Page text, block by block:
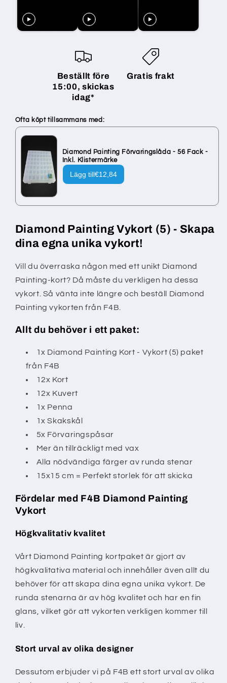
Stenar
-
Stenar
-
Kuvert
Beställt före
15:00, skickas
idag*
Gratis frakt
Ofta köpt tillsammans med:
Diamond Painting Förvaringslåda - 56 Fack -
Inkl. Klistermärke
Lägg till€12,84
Diamond Painting Vykort (5) - Skapa
dina egna unika vykort!
Vill du överraska någon med ett unikt Diamond
Painting-kort? Då måste du verkligen ha dessa
vykort. Så vänta inte längre och beställ Diamond
Painting vykorten från F4B.
Allt du behöver i ett paket:
1x Diamond Painting Kort - Vykort (5) paket
från F4B
12x Kort
12x Kuvert
1x Penna
1x Skakskål
5x Förvaringspåsar
Mer än tillräckligt med vax
Alla nödvändiga färger av runda stenar
15x15 cm = Perfekt storlek för att skicka
Fördelar med F4B Diamond Painting
Vykort
Högkvalitativ kvalitet
Vårt Diamond Painting kortpaket är gjort av
högkvalitativa material och innehåller även allt du
behöver för att skapa dina egna unika vykort. De
runda stenarna är av hög kvalitet och har en fin
glans, vilket gör att vykorten verkligen kommer till
liv.
Stort urval av olika designer
Dessutom erbjuder vi på F4B ett stort urval av olika